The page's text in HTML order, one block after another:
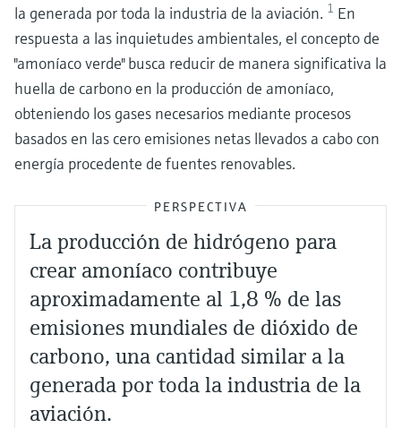
la generada por toda la industria de la aviación. 1 En
respuesta a las inquietudes ambientales, el concepto de
"amoníaco verde" busca reducir de manera significativa la
huella de carbono en la producción de amoníaco,
obteniendo los gases necesarios mediante procesos
basados en las cero emisiones netas llevados a cabo con
energía procedente de fuentes renovables.
PERSPECTIVA
La producción de hidrógeno para
crear amoníaco contribuye
aproximadamente al 1,8 % de las
emisiones mundiales de dióxido de
carbono, una cantidad similar a la
generada por toda la industria de la
aviación.